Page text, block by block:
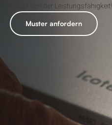
selbst von der Leistungsfähigkeit!
Muster anfordern